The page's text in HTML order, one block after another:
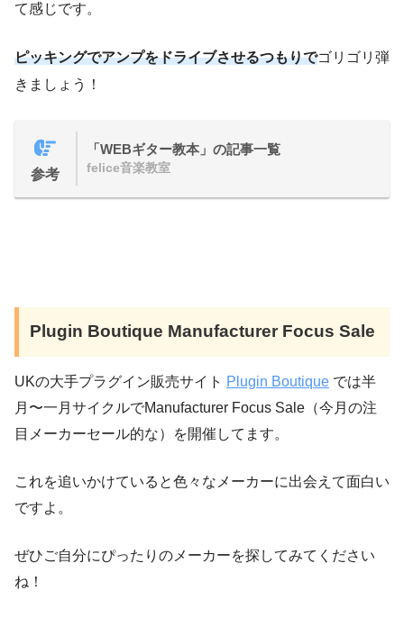
て感じです。
ピッキングでアンプをドライブさせるつもりでゴリゴリ弾
きましょう！
参考
「WEBギター教本」の記事一覧
felice音楽教室
Plugin Boutique Manufacturer Focus Sale
UKの大手プラグイン販売サイト Plugin Boutique では半
月〜一月サイクルでManufacturer Focus Sale（今月の注
目メーカーセール的な）を開催してます。
これを追いかけていると色々なメーカーに出会えて面白い
ですよ。
ぜひご自分にぴったりのメーカーを探してみてください
ね！